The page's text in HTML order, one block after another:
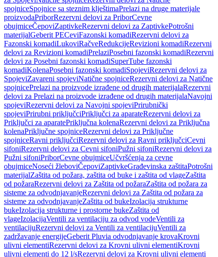
spojniceSpojnice sa steznim klještimaPrelazi na druge materijale
proizvodaPriborRezervni delovi za PriborCevne
obujmiceČepoviZaptivkeRezervni delovi za ZaptivkePotrošni
materijalGeberit PECeviFazonski komadiRezervni delovi za
Fazonski komadiLukoviRačveRedukcijeRevizioni komadiRezervni
delovi za Revizioni komadiPrelaziPosebni fazonski komadiRezervni
delovi za Posebni fazonski komadiSuperTube fazonski
komadiKolenaPosebni fazonski komadiSpojeviRezervni delovi za
SpojeviZavareni spojeviNatične spojniceRezervni delovi za Natične
spojnicePrelazi na proizvode izrađene od drugih materijalaRezervni
delovi za Prelazi na proizvode izrađene od drugih materijalaNavojni
spojeviRezervni delovi za Navojni spojeviPrirubnički
spojeviPrirubni priključciPriključci za aparateRezervni delovi za
Priključci za aparatePriključna kolenaRezervni delovi za Priključna
kolenaPriključne spojniceRezervni delovi za Priključne
spojniceRavni priključciRezervni delovi za Ravni priključciCevni
sifoniRezervni delovi za Cevni sifoniPužni sifoniRezervni delovi za
Pužni sifoniPriborCevne obujmiceUčvršćenja za cevne
obujmiceNoseći žleboviČepoviZaptivkeGrađevinska zaštitaPotrošni
materijalZaštita od požara, zaštita od buke i zaštita od vlageZaštita
od požaraRezervni delovi za Zaštita od požaraZaštita od požara za
sisteme za odvodnjavanjeRezervni delovi za Zaštita od požara za
sisteme za odvodnjavanjeZaštita od bukeIzolacija strukturne
bukeIzolacija strukturne i prostorne bukeZaštita od
vlageIzolacijaVentili za ventilaciju za odvod vodeVentili za
ventilacijuRezervni delovi za Ventili za ventilacijuVentili za
zadržavanje energijeGeberit Pluvia odvodnjavanje krovaKrovni
ulivni elementiRezervni delovi za Krovni ulivni elementiKrovni
ulivni elementi do 12 l/sRezervni delovi za Krovni ulivni elementi